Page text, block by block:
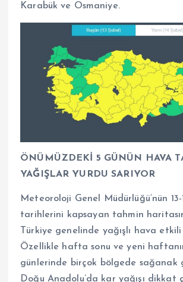
Karabük ve Osmaniye.
ÖNÜMÜZDEKİ 5 GÜNÜN HAVA
YAĞIŞLAR YURDU SARIYOR
Meteoroloji Genel Müdürlüğü’nün
tarihlerini kapsayan tahmin
Türkiye genelinde yağışlı hava
Özellikle hafta sonu ve yeni
günlerinde birçok bölgede sağanak
Doğu Anadolu’da kar yağışı dikkat